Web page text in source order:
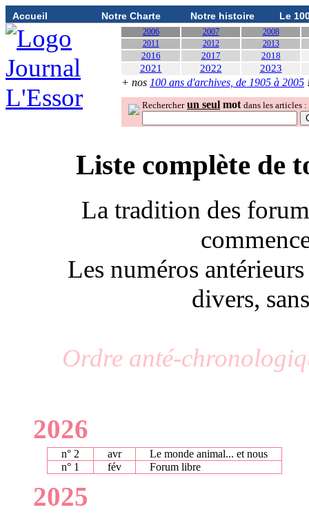
Accueil Notre Charte Notre histoire Le
2006 2007
2008
2011
2012 2013
2016 2017 2018
2021 2022 2023
+ nos 100 ans d'archives, de 1905 à 2005
Rechercher un seul mot dans les articles :
Liste complète de
La tradition des
Les numéros
divers,
Ordre anté-
2026
n° 2 avr
Le monde animal... et nous
n° 1
fév Forum libre
2025